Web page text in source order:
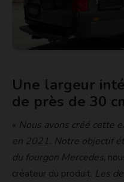
Une largeur
de près de 30
« Nous avons créé cette
en 2021. Notre objectif
du fourgon Mercedes,
créateur du produit. Les